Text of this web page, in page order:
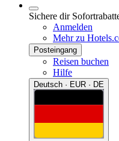
Sichere dir
Anmelden
Mehr zu
Posteingang
Reisen buchen
Hilfe
Deutsch · EUR · DE